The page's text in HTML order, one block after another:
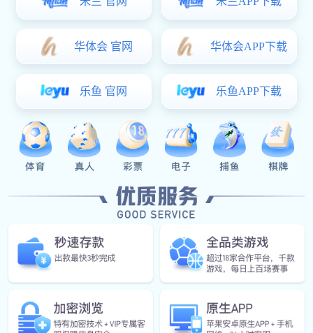
锁模扣Z170
易彩堂官网-追求健康,你我一起成长 顺应模具市场发展的需要,于